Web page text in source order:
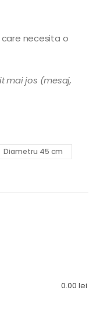
care necesita o
mai jos (mesaj,
Diametru 45 cm
0.00 lei